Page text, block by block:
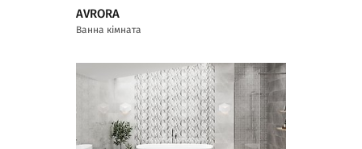
AVRORA
Ванна кімната